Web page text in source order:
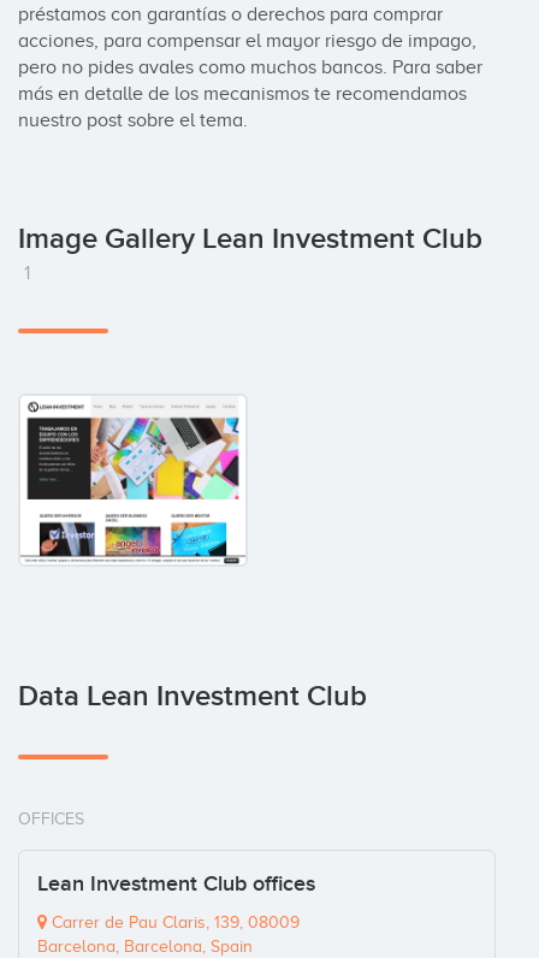
préstamos con garantías o derechos para comprar
acciones, para compensar el mayor riesgo de impago,
pero no pides avales como muchos bancos. Para saber
más en detalle de los mecanismos te recomendamos
nuestro post sobre el tema.
Image Gallery Lean Investment Club
1
Data Lean Investment Club
OFFICES
Lean Investment Club offices
Carrer de Pau Claris, 139, 08009
Barcelona, Barcelona, Spain